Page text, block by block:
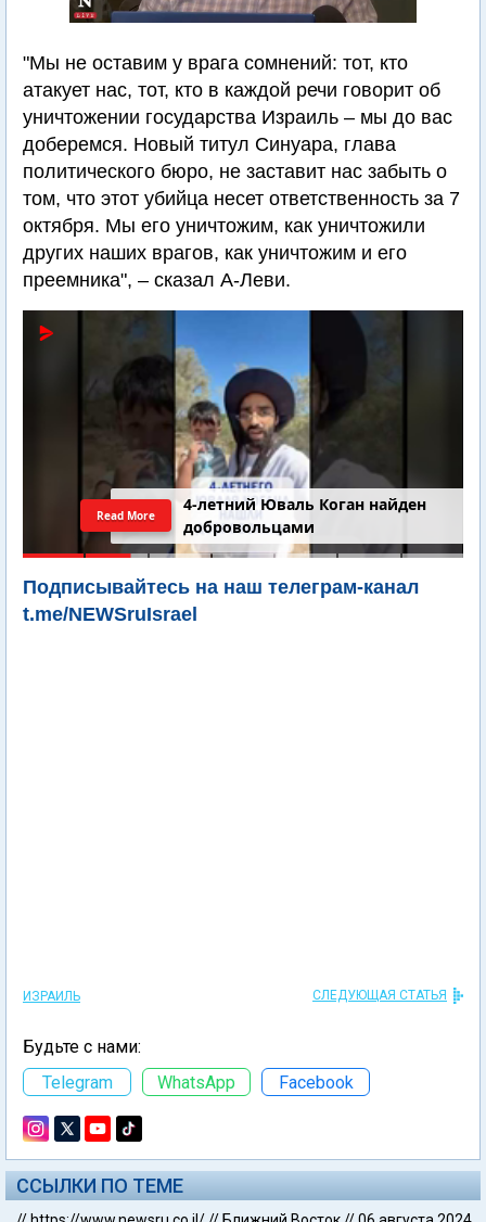
"Мы не оставим у врага сомнений: тот, кто
атакует нас, тот, кто в каждой речи говорит об
уничтожении государства Израиль – мы до вас
доберемся. Новый титул Синуара, глава
политического бюро, не заставит нас забыть о
том, что этот убийца несет ответственность за 7
октября. Мы его уничтожим, как уничтожили
других наших врагов, как уничтожим и его
преемника", – сказал А-Леви.
4-летний Юваль Коган найден
добровольцами
Read More
Подписывайтесь на наш телеграм-канал
t.me/NEWSruIsrael
ИЗРАИЛЬ СЛЕДУЮЩАЯ СТАТЬЯ
Будьте с нами:
Telegram
WhatsApp Facebook
ССЫЛКИ ПО ТЕМЕ